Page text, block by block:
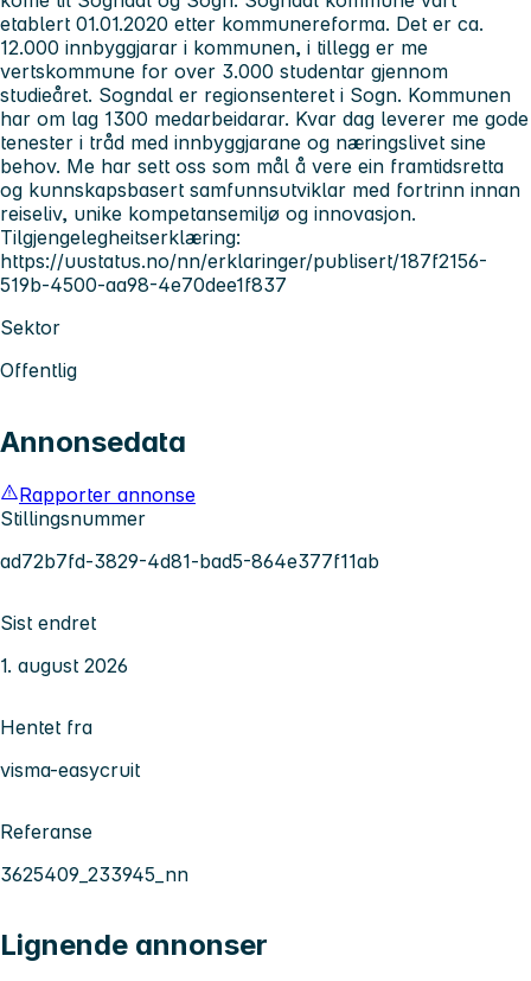
etablert 01.01.2020 etter kommunereforma. Det er ca.
12.000 innbyggjarar i kommunen, i tillegg er me
vertskommune for over 3.000 studentar gjennom
studieåret. Sogndal er regionsenteret i Sogn. Kommunen
har om lag 1300 medarbeidarar. Kvar dag leverer me gode
tenester i tråd med innbyggjarane og næringslivet sine
behov. Me har sett oss som mål å vere ein framtidsretta
og kunnskapsbasert samfunnsutviklar med fortrinn innan
reiseliv, unike kompetansemiljø og innovasjon.
Tilgjengelegheitserklæring:
https://uustatus.no/nn/erklaringer/publisert/187f2156-
519b-4500-aa98-4e70dee1f837
Sektor
Offentlig
Annonsedata
Rapporter annonse
Stillingsnummer
ad72b7fd-3829-4d81-bad5-864e377f11ab
Sist endret
1. august 2026
Hentet fra
visma-easycruit
Referanse
3625409_233945_nn
Lignende annonser